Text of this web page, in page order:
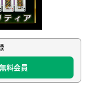
無料会員